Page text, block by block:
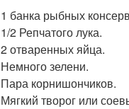
1 банка рыбных
1/2 Репчатого лука.
2 отваренных яйца.
Немного зелени.
Пара корнишончиков.
Мягкий творог или